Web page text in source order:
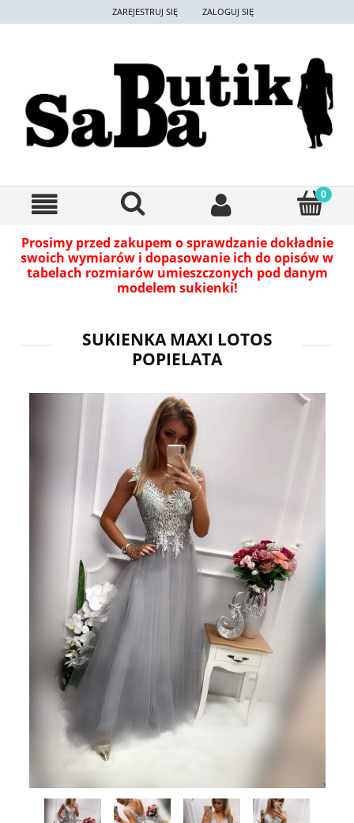
ZAREJESTRUJ SIĘ ZALOGUJ SIĘ
Prosimy przed zakupem o sprawdzanie dokładnie
swoich wymiarów i dopasowanie ich do opisów w
tabelach rozmiarów umieszczonych pod danym
modelem sukienki!
SUKIENKA MAXI LOTOS
POPIELATA